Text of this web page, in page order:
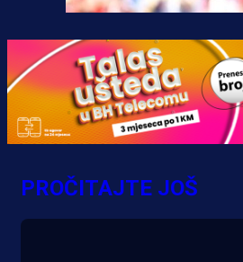
PROČITAJTE JOŠ